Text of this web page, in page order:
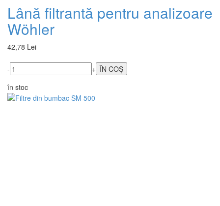
Lână filtrantă pentru analizoare
Wöhler
42,78 Lei
-
+
în stoc